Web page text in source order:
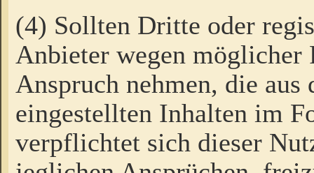
(4) Sollten Dritte oder
Anbieter wegen möglicher
Anspruch nehmen, die
eingestellten Inhalten im
verpflichtet sich dieser